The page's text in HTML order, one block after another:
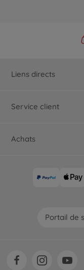
Liens directs
Service client
Achats
Portail de